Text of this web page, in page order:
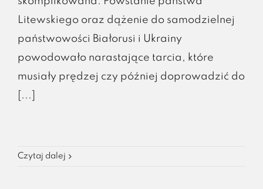
Litewskiego oraz dążenie do samodzielnej
państwowości Białorusi i Ukrainy
powodowało narastające tarcia, które
musiały prędzej czy później doprowadzić do
[...]
Czytaj dalej